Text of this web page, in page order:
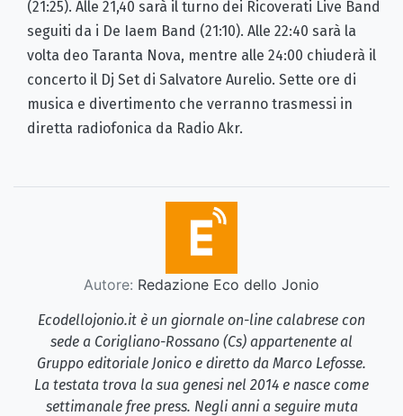
(21:25). Alle 21,40 sarà il turno dei Ricoverati Live Band
seguiti da i De Iaem Band (21:10). Alle 22:40 sarà la
volta deo Taranta Nova, mentre alle 24:00 chiuderà il
concerto il Dj Set di Salvatore Aurelio. Sette ore di
musica e divertimento che verranno trasmessi in
diretta radiofonica da Radio Akr.
Autore: Redazione Eco dello Jonio
Ecodellojonio.it è un giornale on-line calabrese con
sede a Corigliano-Rossano (Cs) appartenente al
Gruppo editoriale Jonico e diretto da Marco Lefosse.
La testata trova la sua genesi nel 2014 e nasce come
settimanale free press. Negli anni a seguire muta